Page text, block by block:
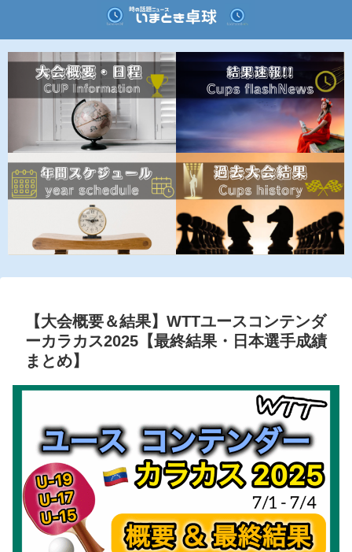
【大会概要＆結果】WTTユースコンテンダ
ーカラカス2025【最終結果・日本選手成績
まとめ】